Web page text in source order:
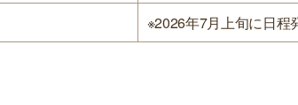
※2026年7月上旬に日程